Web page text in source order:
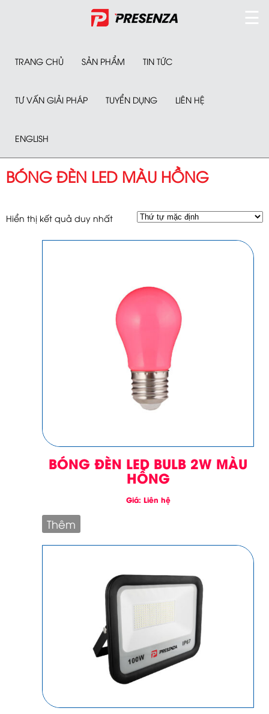
☰
TRANG CHỦ SẢN PHẨM TIN TỨC
TƯ VẤN GIẢI PHÁP TUYỂN DỤNG LIÊN HỆ
ENGLISH
BÓNG ĐÈN LED MÀU HỒNG
Hiển thị kết quả duy nhất
BÓNG ĐÈN LED BULB 2W MÀU
HỒNG
Giá: Liên hệ
Thêm